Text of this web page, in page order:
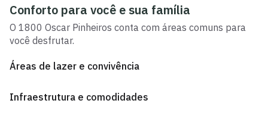
Conforto para você e sua família
O 1800 Oscar Pinheiros conta com áreas comuns para
você desfrutar.
Áreas de lazer e convivência
Infraestrutura e comodidades